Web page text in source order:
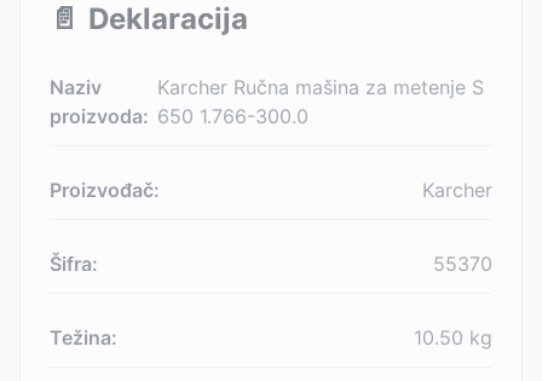
📄 Deklaracija
Naziv
proizvoda:
Karcher Ručna mašina za metenje S
650 1.766-300.0
Proizvođač: Karcher
Šifra: 55370
Težina: 10.50 kg